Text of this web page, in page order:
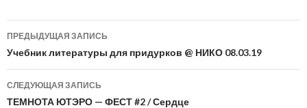
Навигация
по
записям
ПРЕДЫДУЩАЯ ЗАПИСЬ
Учебник литературы для придурков @ НИКО 08.03.19
СЛЕДУЮЩАЯ ЗАПИСЬ
ТЕМНОТА ЮТЭРО — ФЕСТ #2 / Сердце